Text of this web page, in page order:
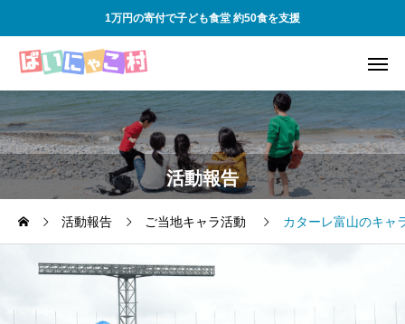
1万円の寄付で子ども食堂 約50食を支援
活動報告
活動報告 ご当地キャラ活動 カターレ富山のキャ